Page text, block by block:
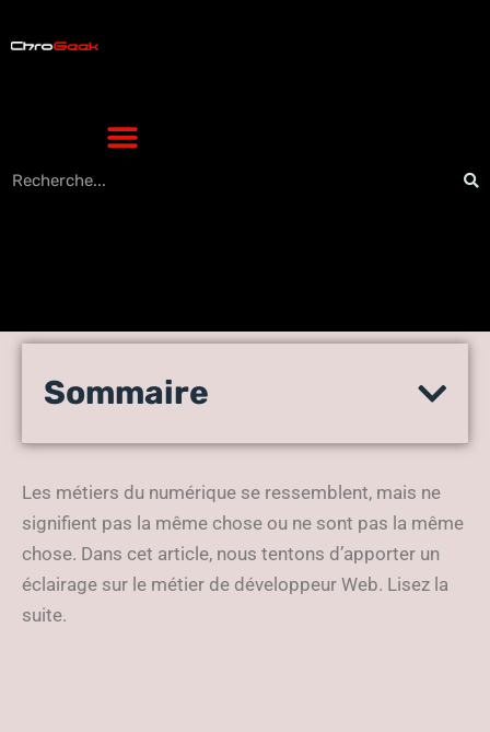
Le métier de développeur
comprendre
Sommaire
Les métiers du numérique se ressemblent, mais ne
signifient pas la même chose ou ne sont pas la même
chose. Dans cet article, nous tentons d’apporter un
éclairage sur le métier de développeur Web. Lisez la
suite.